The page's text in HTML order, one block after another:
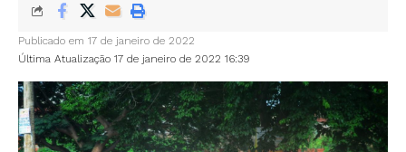
Última Atualização 17 de janeiro de 2022 16:39
Publicado em 17 de janeiro de 2022